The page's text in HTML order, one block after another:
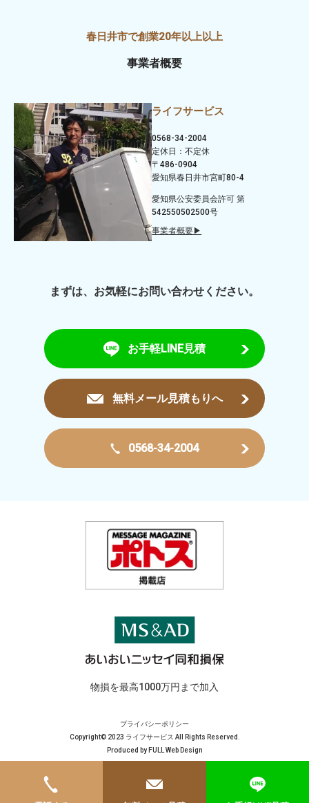
事業者概要
ライフサービス
0568-34-2004
定休日：不定休
〒486-0904
愛知県春日井市宮町80-4
愛知県公安委員会許可 第
542550502500号
事業者概要▶
まずは、お気軽にお問い合わせください。
お手軽LINE見積
無料メール見積もりへ
0568-34-2004
物損を最高1000万円まで加入
プライバシーポリシー
Copyright© 2023 ライフサービス All Rights Reserved.
Produced by FULL Web Design